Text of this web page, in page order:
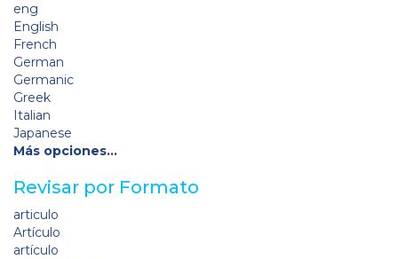
eng
English
French
German
Germanic
Greek
Italian
Japanese
Más opciones…
Revisar por Formato
articulo
Artículo
artículo